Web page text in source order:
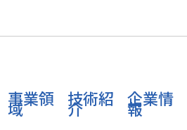
事業領
域 技術紹
介 企業情
報